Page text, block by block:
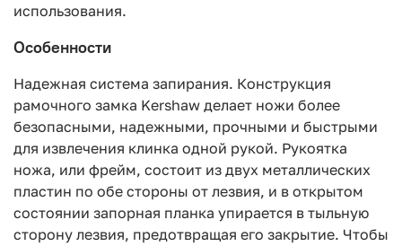
использования.
Особенности
Надежная система запирания. Конструкция
рамочного замка Kershaw делает ножи более
безопасными, надежными, прочными и быстрыми
для извлечения клинка одной рукой. Рукоятка
ножа, или фрейм, состоит из двух металлических
пластин по обе стороны от лезвия, и в открытом
состоянии запорная планка упирается в тыльную
сторону лезвия, предотвращая его закрытие. Чтобы